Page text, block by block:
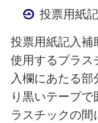
投票用紙
投票用紙記入補
使用するプラス
入欄にあたる
り黒いテープ
ラスチックの間